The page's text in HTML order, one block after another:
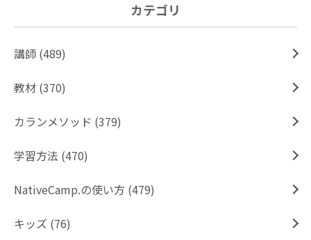
カテゴリ
講師 (489)
教材 (370)
カランメソッド (379)
学習方法 (470)
NativeCamp.の使い方 (479)
キッズ (76)